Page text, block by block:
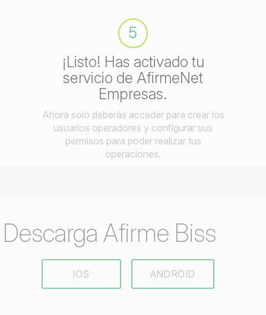
5
¡Listo! Has activado tu
servicio de AfirmeNet
Empresas.
Ahora solo deberás acceder para crear los
usuarios operadores y configurar sus
permisos para poder realizar tus
operaciones.
Descarga Afirme Biss
IOS ANDROID